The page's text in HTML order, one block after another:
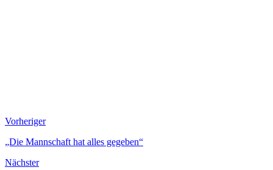
Vorheriger
„Die Mannschaft hat alles gegeben“
Nächster